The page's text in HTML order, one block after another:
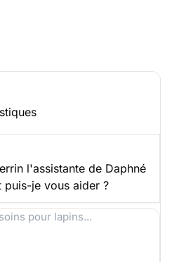
à Daphné Lacourt
l'assistante de Daphné
puis-je vous aider ?